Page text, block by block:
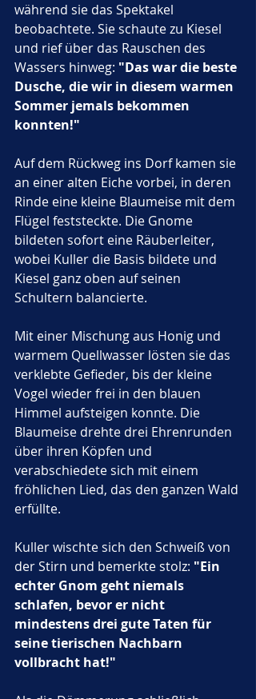
während sie das Spektakel
beobachtete. Sie schaute zu Kiesel
und rief über das Rauschen des
Wassers hinweg: "Das war die beste
Dusche, die wir in diesem warmen
Sommer jemals bekommen
konnten!"
Auf dem Rückweg ins Dorf kamen sie
an einer alten Eiche vorbei, in deren
Rinde eine kleine Blaumeise mit dem
Flügel feststeckte. Die Gnome
bildeten sofort eine Räuberleiter,
wobei Kuller die Basis bildete und
Kiesel ganz oben auf seinen
Schultern balancierte.
Mit einer Mischung aus Honig und
warmem Quellwasser lösten sie das
verklebte Gefieder, bis der kleine
Vogel wieder frei in den blauen
Himmel aufsteigen konnte. Die
Blaumeise drehte drei Ehrenrunden
über ihren Köpfen und
verabschiedete sich mit einem
fröhlichen Lied, das den ganzen Wald
erfüllte.
Kuller wischte sich den Schweiß von
der Stirn und bemerkte stolz: "Ein
echter Gnom geht niemals
schlafen, bevor er nicht
mindestens drei gute Taten für
seine tierischen Nachbarn
vollbracht hat!"